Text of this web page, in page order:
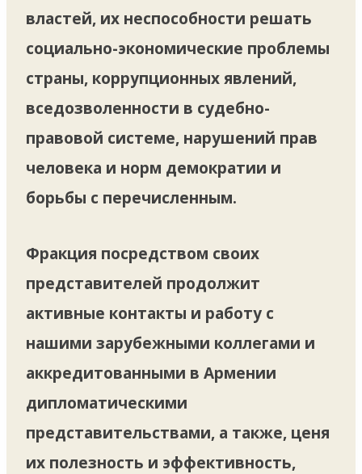
властей, их неспособности решать
социально-экономические проблемы
страны, коррупционных явлений,
вседозволенности в судебно-
правовой системе, нарушений прав
человека и норм демократии и
борьбы с перечисленным.
Фракция посредством своих
представителей продолжит
активные контакты и работу с
нашими зарубежными коллегами и
аккредитованными в Армении
дипломатическими
представительствами, а также, ценя
их полезность и эффективность,